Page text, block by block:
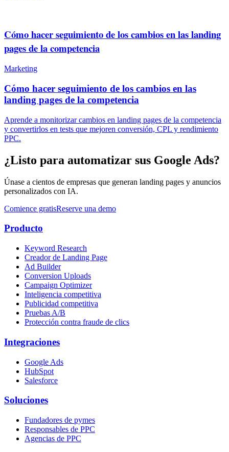
Cómo hacer seguimiento de los cambios en las landing
pages de la competencia
Marketing
Cómo hacer seguimiento de los cambios en las
landing pages de la competencia
Aprende a monitorizar cambios en landing pages de la competencia
y convertirlos en tests que mejoren conversión, CPL y rendimiento
PPC.
¿Listo para automatizar sus Google Ads?
Únase a cientos de empresas que generan landing pages y anuncios
personalizados con IA.
Comience gratisReserve una demo
Producto
Keyword Research
Creador de Landing Page
Ad Builder
Conversion Uploads
Campaign Optimizer
Inteligencia competitiva
Publicidad competitiva
Pruebas A/B
Protección contra fraude de clics
Integraciones
Google Ads
HubSpot
Salesforce
Soluciones
Fundadores de pymes
Responsables de PPC
Agencias de PPC